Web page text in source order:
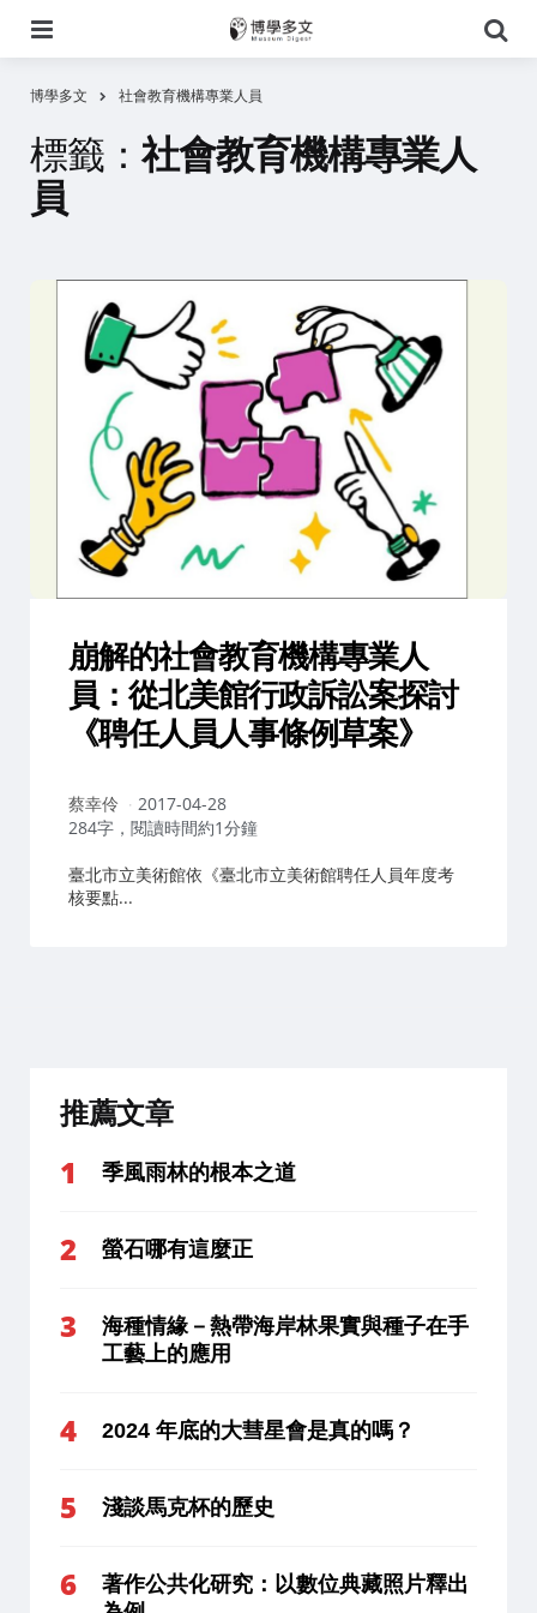
尋
博學多文 社會教育機構專業人員
標籤：社會教育機構專業人
員
崩解的社會教育機構專業人
員：從北美館行政訴訟案探討
《聘任人員人事條例草案》
作
者：
蔡幸伶
2017-04-28
284字，閱讀時間約1分鐘
臺北市立美術館依《臺北市立美術館聘任人員年度考
核要點...
推薦文章
季風雨林的根本之道
螢石哪有這麼正
海種情緣－熱帶海岸林果實與種子在手
工藝上的應用
2024 年底的大彗星會是真的嗎？
淺談馬克杯的歷史
著作公共化研究：以數位典藏照片釋出